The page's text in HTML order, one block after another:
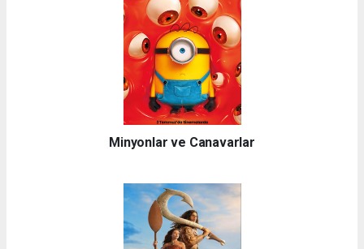
Minyonlar ve Canavarlar